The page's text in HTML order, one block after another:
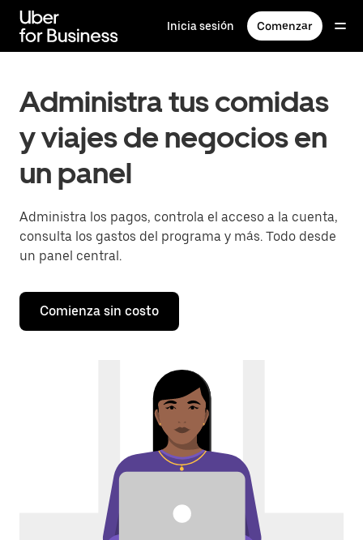
contenido
principal
Inicia sesión Comenzar
Administra tus comidas
y viajes de negocios en
un panel
Administra los pagos, controla el acceso a la cuenta,
consulta los gastos del programa y más. Todo desde
un panel central.
Comienza sin costo